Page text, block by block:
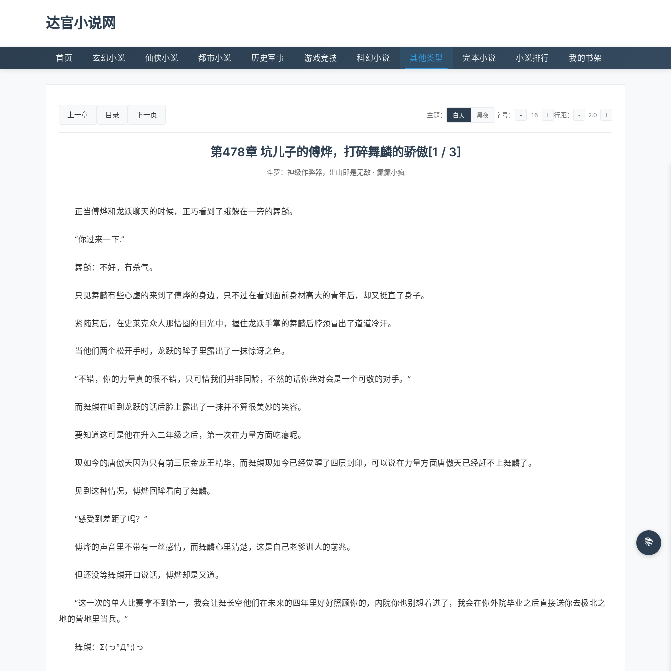
达官小说网
首页 玄幻小说 仙侠小说 都市小说 历史军事 游戏竞技 科幻小说 其他类型 完本小说 小说排行 我的书架
上一章 目录 下一页 主题： 白天 黑夜 字号： - 16 + 行距： - 2.0 +
第478章 坑儿子的傅烨，打碎舞麟的骄傲[1 / 3]
斗罗：神级作弊器，出山即是无敌 · 癫癫小疯
正当傅烨和龙跃聊天的时候，正巧看到了蛾躲在一旁的舞麟。
“你过来一下.”
舞麟：不好，有杀气。
只见舞麟有些心虚的来到了傅烨的身边，只不过在看到面前身材高大的青年后，却又挺直了身子。
紧随其后，在史莱克众人那懵圈的目光中，握住龙跃手掌的舞麟后脖颈冒出了道道冷汗。
当他们两个松开手时，龙跃的眸子里露出了一抹惊讶之色。
“不错，你的力量真的很不错，只可惜我们并非同龄，不然的话你绝对会是一个可敬的对手。”
而舞麟在听到龙跃的话后脸上露出了一抹并不算很美妙的笑容。
要知道这可是他在升入二年级之后，第一次在力量方面吃瘪呢。
现如今的唐傲天因为只有前三层金龙王精华，而舞麟现如今已经觉醒了四层封印，可以说在力量方面唐傲天已经赶不上舞麟了。
见到这种情况，傅烨回眸看向了舞麟。
“感受到差距了吗？”
傅烨的声音里不带有一丝感情，而舞麟心里清楚，这是自己老爹训人的前兆。
但还没等舞麟开口说话，傅烨却是又道。
“这一次的单人比赛拿不到第一，我会让舞长空他们在未来的四年里好好照顾你的，内院你也别想着进了，我会在你外院毕业之后直接送你去极北之
地的营地里当兵。”
舞麟：Σ(っ°Д°;)っ
📚